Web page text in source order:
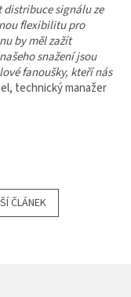
distribuce signálu ze
flexibilitu pro
by měl zažít
snažení jsou
fanoušky, kteří nás
technický manažer
ČLÁNEK